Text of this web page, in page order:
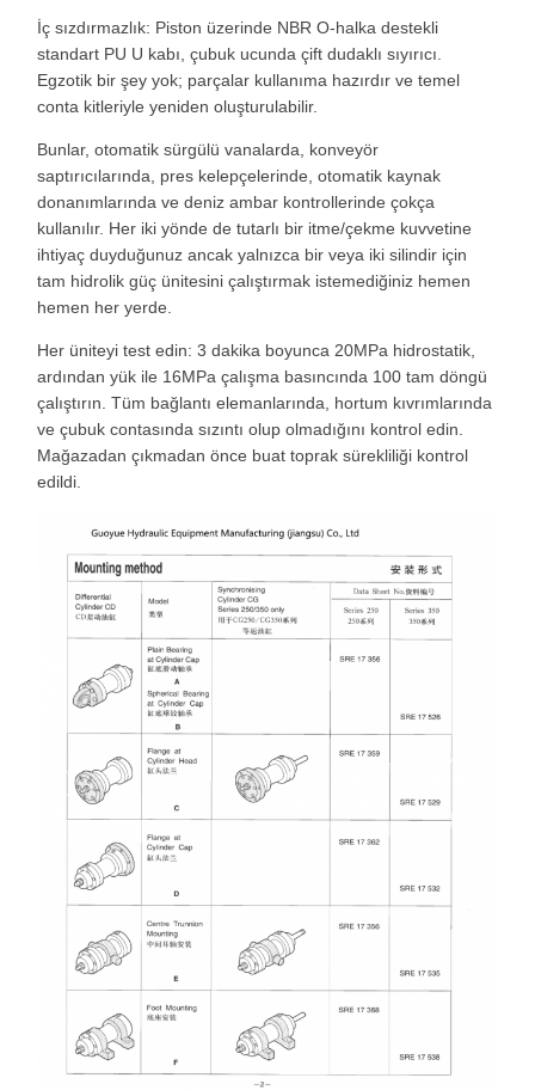
İç sızdırmazlık: Piston üzerinde NBR O-halka destekli
standart PU U kabı, çubuk ucunda çift dudaklı sıyırıcı.
Egzotik bir şey yok; parçalar kullanıma hazırdır ve temel
conta kitleriyle yeniden oluşturulabilir.
Bunlar, otomatik sürgülü vanalarda, konveyör
saptırıcılarında, pres kelepçelerinde, otomatik kaynak
donanımlarında ve deniz ambar kontrollerinde çokça
kullanılır. Her iki yönde de tutarlı bir itme/çekme kuvvetine
ihtiyaç duyduğunuz ancak yalnızca bir veya iki silindir için
tam hidrolik güç ünitesini çalıştırmak istemediğiniz hemen
hemen her yerde.
Her üniteyi test edin: 3 dakika boyunca 20MPa hidrostatik,
ardından yük ile 16MPa çalışma basıncında 100 tam döngü
çalıştırın. Tüm bağlantı elemanlarında, hortum kıvrımlarında
ve çubuk contasında sızıntı olup olmadığını kontrol edin.
Mağazadan çıkmadan önce buat toprak sürekliliği kontrol
edildi.